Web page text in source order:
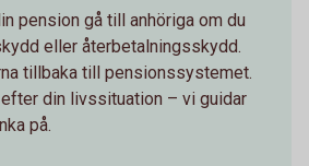
pension gå till anhöriga om du
eller återbetalningsskydd.
tillbaka till pensionssystemet.
din livssituation – vi guidar
på.